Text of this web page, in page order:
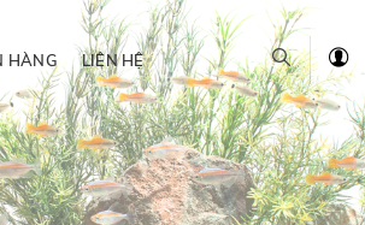
HÀNG LIÊN HỆ